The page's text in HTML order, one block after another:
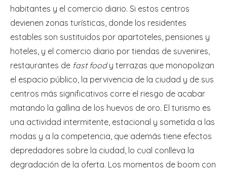
habitantes y el comercio diario. Si estos centros
devienen zonas turísticas, donde los residentes
estables son sustituidos por apartoteles, pensiones y
hoteles, y el comercio diario por tiendas de suvenires,
restaurantes de fast foody terrazas que monopolizan
el espacio público, la pervivencia de la ciudad y de sus
centros más significativos corre el riesgo de acabar
matando la gallina de los huevos de oro. El turismo es
una actividad intermitente, estacional y sometida a las
modas y a la competencia, que además tiene efectos
depredadores sobre la ciudad, lo cual conlleva la
degradación de la oferta. Los momentos de boom con